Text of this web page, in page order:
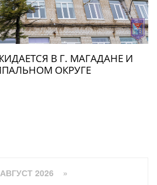
В Г. МАГАДАНЕ И
ОКРУГЕ
2026 »